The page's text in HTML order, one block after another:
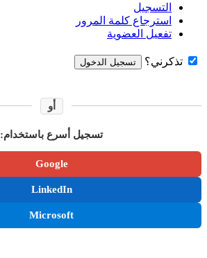
التسجيل
استرجاع كلمة المرور
تفعيل العضوية
تذكرني؟
أو
تسجيل أسرع باستخدام:
Google
LinkedIn
Microsoft